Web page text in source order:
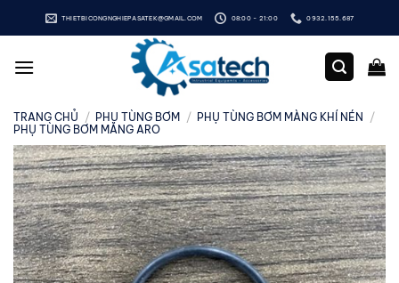
qua
dung
THIETBICONGNGHIEPASATEK@GMAIL.COM 08:00 - 21:00 0932.155.687
TRANG CHỦ / PHỤ TÙNG BƠM / PHỤ TÙNG BƠM MÀNG KHÍ NÉN
/
PHỤ TÙNG BƠM MÀNG ARO